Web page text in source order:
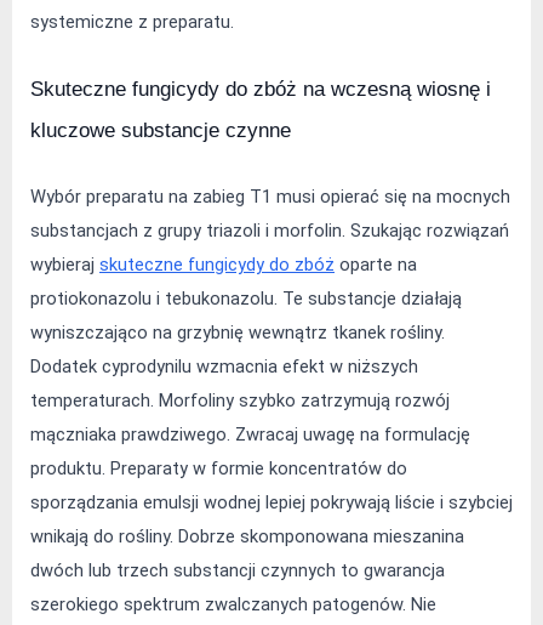
systemiczne z preparatu.
Skuteczne fungicydy do zbóż na wczesną wiosnę i
kluczowe substancje czynne
Wybór preparatu na zabieg T1 musi opierać się na mocnych
substancjach z grupy triazoli i morfolin. Szukając rozwiązań
wybieraj skuteczne fungicydy do zbóż oparte na
protiokonazolu i tebukonazolu. Te substancje działają
wyniszczająco na grzybnię wewnątrz tkanek rośliny.
Dodatek cyprodynilu wzmacnia efekt w niższych
temperaturach. Morfoliny szybko zatrzymują rozwój
mączniaka prawdziwego. Zwracaj uwagę na formulację
produktu. Preparaty w formie koncentratów do
sporządzania emulsji wodnej lepiej pokrywają liście i szybciej
wnikają do rośliny. Dobrze skomponowana mieszanina
dwóch lub trzech substancji czynnych to gwarancja
szerokiego spektrum zwalczanych patogenów. Nie